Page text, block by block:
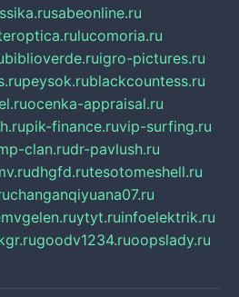
sabeonline.ru
lucomoria.ru
biblioverde.ruigro-pictures.ru
peysok.rublackcountess.ru
ocenka-appraisal.ru
pik-finance.ruvip-surfing.ru
clan.rudr-pavlush.ru
dhgfd.rutesotomeshell.ru
changanqiyuana07.ru
ytyt.ruinfoelektrik.ru
goodv1234.ruoopslady.ru